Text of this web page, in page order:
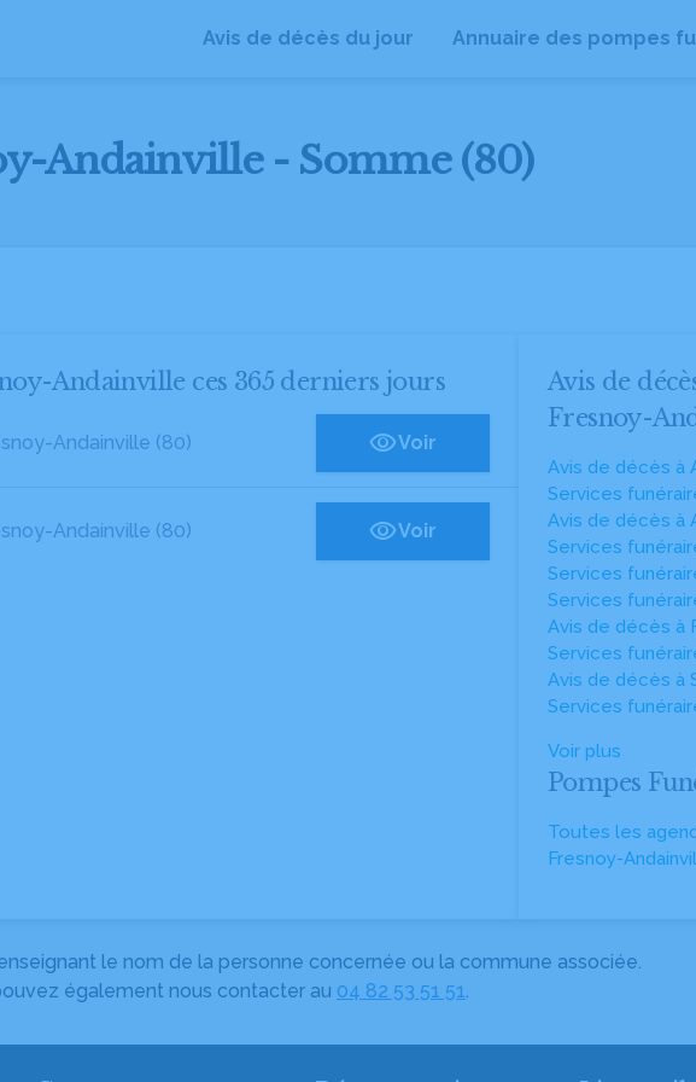
Avis de décès du jour Annuaire des pompes
Andainville - Somme (80)
Andainville ces 365 derniers jours
Andainville (80) Voir
Andainville (80) Voir
Avis de
Fresnoy-
Avis de décès à
Services
Avis de décès à
Services
Services
Services
Avis de décès à
Services
Avis de décès à
Services
Voir plus
Pompes
Toutes les
Fresnoy-
le nom de la personne concernée ou la commune associée.
également nous contacter au 04 82 53 51 51.